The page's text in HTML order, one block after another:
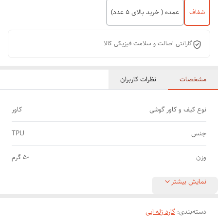
شفاف عمده ( خرید بالای 5 عدد)
گارانتی اصالت و سلامت فیزیکی کالا
مشخصات نظرات کاربران
نوع کیف و کاور گوشی کاور
جنس TPU
وزن 50 گرم
نمایش بیشتر
دسته‌بندی: گارد ژله ایی